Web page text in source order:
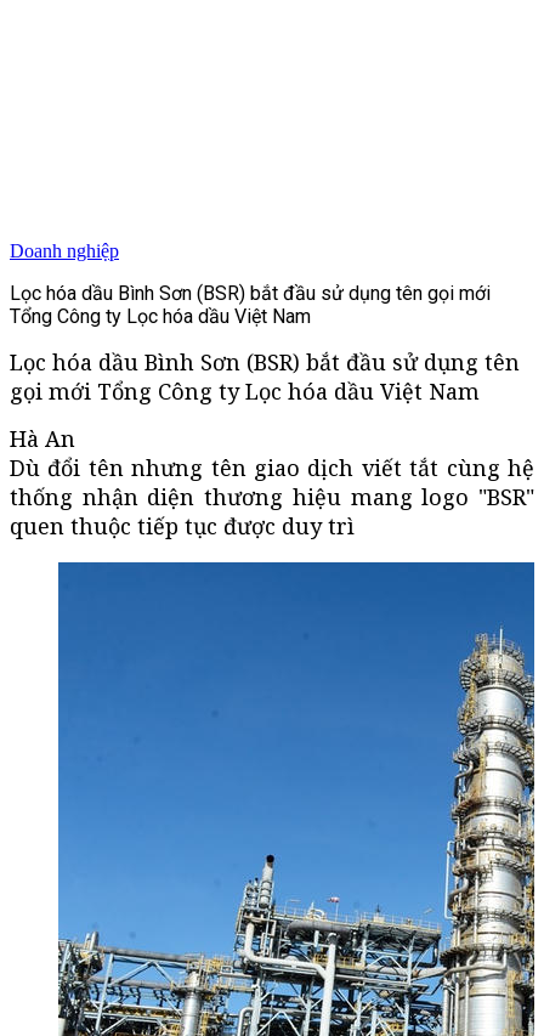
Doanh nghiệp
Lọc hóa dầu Bình Sơn (BSR) bắt đầu sử dụng tên gọi mới
Tổng Công ty Lọc hóa dầu Việt Nam
Lọc hóa dầu Bình Sơn (BSR) bắt đầu sử dụng tên
gọi mới Tổng Công ty Lọc hóa dầu Việt Nam
Hà An
Dù đổi tên nhưng tên giao dịch viết tắt cùng hệ
thống nhận diện thương hiệu mang logo "BSR"
quen thuộc tiếp tục được duy trì